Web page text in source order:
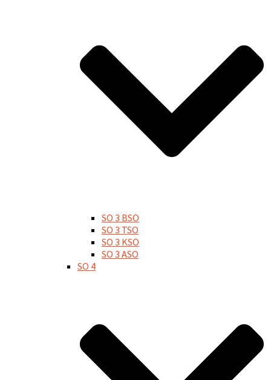
SO 3 BSO
SO 3 TSO
SO 3 KSO
SO 3 ASO
SO 4